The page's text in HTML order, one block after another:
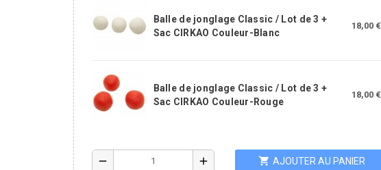
Balle de jonglage Classic / Lot de 3 +
Sac CIRKAO Couleur-Blanc
18,00 €
Balle de jonglage Classic / Lot de 3 +
Sac CIRKAO Couleur-Rouge
18,00 €
remove add shopping_cart AJOUTER AU PANIER